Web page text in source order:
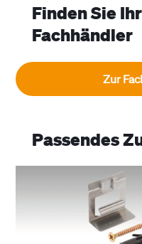
Finden Sie
Fachhändler
Zur
Passendes